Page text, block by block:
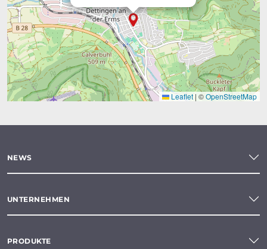
Leaflet | ©OpenStreetMap
NEWS
UNTERNEHMEN
PRODUKTE